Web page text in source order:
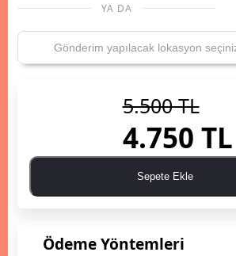
YA DA
5.500 TL
4.750 TL
Sepete Ekle
Ödeme Yöntemleri